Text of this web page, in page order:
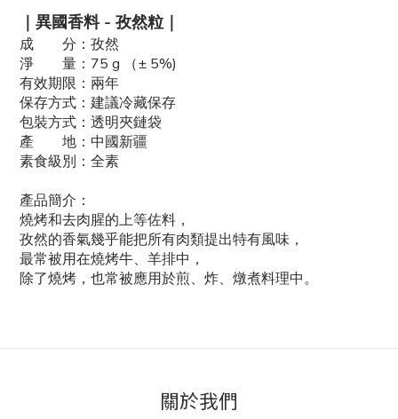
｜異國香料 - 孜然粒｜
成 分：孜然
淨 量：75 g （± 5%)
有效期限：兩年
保存方式：建議冷藏保存
包裝方式：透明夾鏈袋
產 地：中國新疆
素食級別：全素
產品簡介：
燒烤和去肉腥的上等佐料，
孜然的香氣幾乎能把所有肉類提出特有風味，
最常被用在燒烤牛、羊排中，
除了燒烤，也常被應用於煎、炸、燉煮料理中。
關於我們